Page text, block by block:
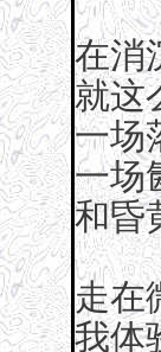
在消
就这
一场
一场
和昏
走在
我体